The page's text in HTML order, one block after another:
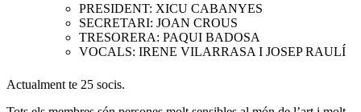
PRESIDENT: XICU CABANYES
SECRETARI: JOAN CROUS
TRESORERA: PAQUI BADOSA
VOCALS: IRENE VILARRASA I JOSEP RAULÍ
Actualment te 25 socis.